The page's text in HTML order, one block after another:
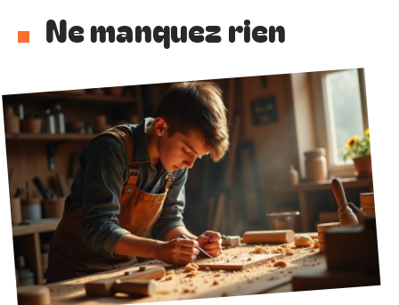
Ne manquez rien